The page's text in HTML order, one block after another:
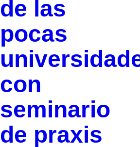
de las
pocas
con
seminario
de praxis